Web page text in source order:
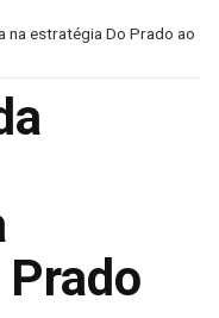
na estratégia Do Prado ao